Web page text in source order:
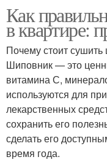
Как
в квартире:
Почему стоит
Шиповник — это
витамина С,
используются для
лекарственных
сохранить его
сделать его
время года.